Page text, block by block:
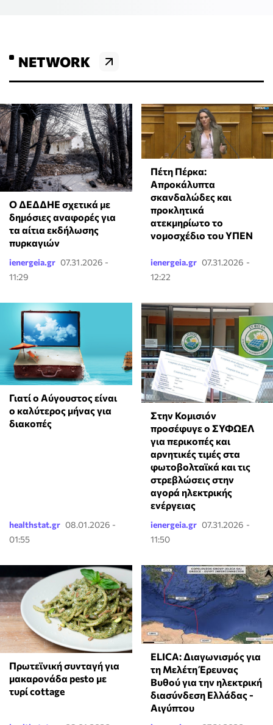
NETWORK
Ο ΔΕΔΔΗΕ σχετικά με
δημόσιες αναφορές για
τα αίτια εκδήλωσης
πυρκαγιών
ienergeia.gr 07.31.2026 -
11:29
Πέτη Πέρκα:
Απροκάλυπτα
σκανδαλώδες και
προκλητικά
ατεκμηρίωτο το
νομοσχέδιο του ΥΠΕΝ
ienergeia.gr 07.31.2026 -
12:22
Γιατί ο Αύγουστος είναι
ο καλύτερος μήνας για
διακοπές
healthstat.gr 08.01.2026 -
01:55
Στην Κομισιόν
προσέφυγε ο ΣΥΦΩΕΛ
για περικοπές και
αρνητικές τιμές στα
φωτοβολταϊκά και τις
στρεβλώσεις στην
αγορά ηλεκτρικής
ενέργειας
ienergeia.gr 07.31.2026 -
11:50
Πρωτεϊνική συνταγή για
μακαρονάδα pesto με
τυρί cottage
ELICA: Διαγωνισμός για
τη Μελέτη Έρευνας
Βυθού για την ηλεκτρική
διασύνδεση Ελλάδας -
Αιγύπτου